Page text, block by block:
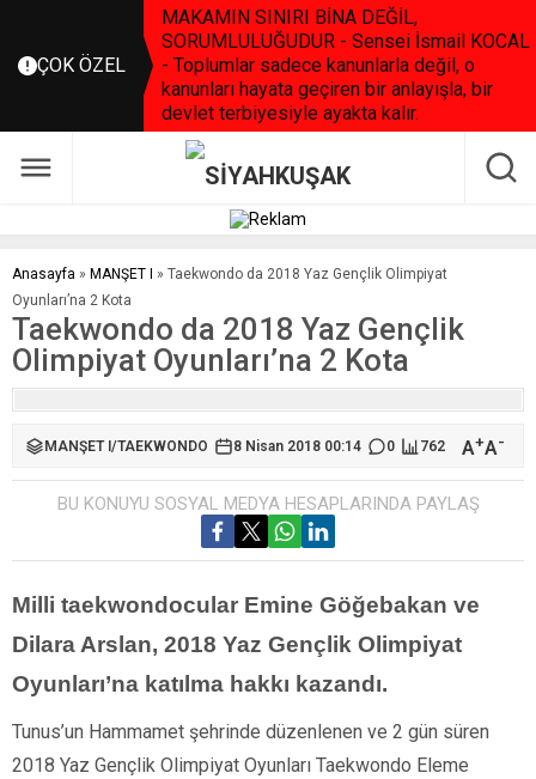
ÇOK ÖZEL
MAKAMIN SINIRI BİNA DEĞİL,
SORUMLULUĞUDUR - Sensei İsmail KOCAL
- Toplumlar sadece kanunlarla değil, o
kanunları hayata geçiren bir anlayışla, bir
devlet terbiyesiyle ayakta kalır.
Anasayfa » MANŞET I » Taekwondo da 2018 Yaz Gençlik Olimpiyat
Oyunları’na 2 Kota
Taekwondo da 2018 Yaz Gençlik
Olimpiyat Oyunları’na 2 Kota
MANŞET I/TAEKWONDO 8 Nisan 2018 00:14 0 762 A+A-
BU KONUYU SOSYAL MEDYA HESAPLARINDA PAYLAŞ
Milli taekwondocular Emine Göğebakan ve
Dilara Arslan, 2018 Yaz Gençlik Olimpiyat
Oyunları’na katılma hakkı kazandı.
Tunus’un Hammamet şehrinde düzenlenen ve 2 gün süren
2018 Yaz Gençlik Olimpiyat Oyunları Taekwondo Eleme